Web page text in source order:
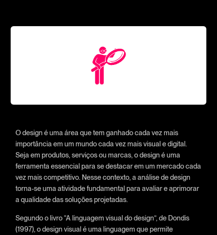
O design é uma área que tem ganhado cada vez mais
importância em um mundo cada vez mais visual e digital.
Seja em produtos, serviços ou marcas, o design é uma
ferramenta essencial para se destacar em um mercado cada
vez mais competitivo. Nesse contexto, a análise de design
torna-se uma atividade fundamental para avaliar e aprimorar
a qualidade das soluções projetadas.
Segundo o livro “A linguagem visual do design”, de Dondis
(1997), o design visual é uma linguagem que permite